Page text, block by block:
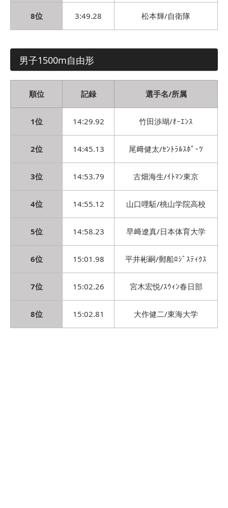
8位 3:49.28 松本輝/自衛隊
男子1500m自由形
順位 記録 選手名/所属
1位 14:29.92 竹田渉瑚/ｵｰｴﾝｽ
2位 14:45.13 尾﨑健太/ｾﾝﾄﾗﾙｽﾎﾟｰﾂ
3位 14:53.79 古畑海生/ｲﾄﾏﾝ東京
4位 14:55.12 山口哩駈/桃山学院高校
5位 14:58.23 早﨑遼真/日本体育大学
6位 15:01.98 平井彬嗣/郵船ﾛｼﾞｽﾃｨｸｽ
7位 15:02.26 宮木宏悦/ｽｳｨﾝ春日部
8位 15:02.81 大作健二/東海大学